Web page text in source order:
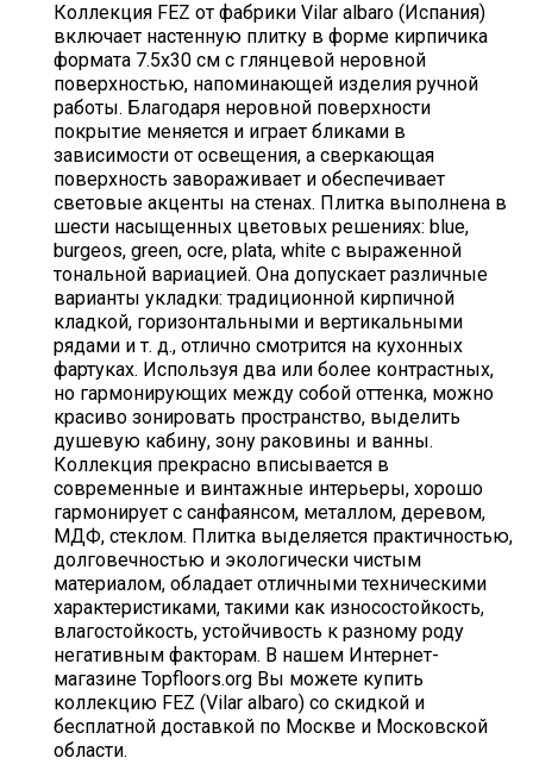
Коллекция FEZ от фабрики Vilar albaro (Испания)
включает настенную плитку в форме кирпичика
формата 7.5х30 см с глянцевой неровной
поверхностью, напоминающей изделия ручной
работы. Благодаря неровной поверхности
покрытие меняется и играет бликами в
зависимости от освещения, а сверкающая
поверхность завораживает и обеспечивает
световые акценты на стенах. Плитка выполнена в
шести насыщенных цветовых решениях: blue,
burgeos, green, ocre, plata, white с выраженной
тональной вариацией. Она допускает различные
варианты укладки: традиционной кирпичной
кладкой, горизонтальными и вертикальными
рядами и т. д., отлично смотрится на кухонных
фартуках. Используя два или более контрастных,
но гармонирующих между собой оттенка, можно
красиво зонировать пространство, выделить
душевую кабину, зону раковины и ванны.
Коллекция прекрасно вписывается в
современные и винтажные интерьеры, хорошо
гармонирует с санфаянсом, металлом, деревом,
МДФ, стеклом. Плитка выделяется практичностью,
долговечностью и экологически чистым
материалом, обладает отличными техническими
характеристиками, такими как износостойкость,
влагостойкость, устойчивость к разному роду
негативным факторам. В нашем Интернет-
магазине Topfloors.org Вы можете купить
коллекцию FEZ (Vilar albaro) со скидкой и
бесплатной доставкой по Москве и Московской
области.